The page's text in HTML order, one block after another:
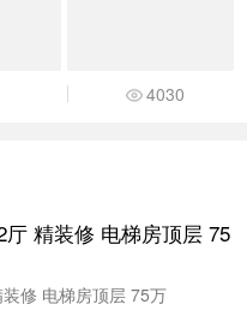
4030
精装修 电梯房顶层 75
修 电梯房顶层 75万